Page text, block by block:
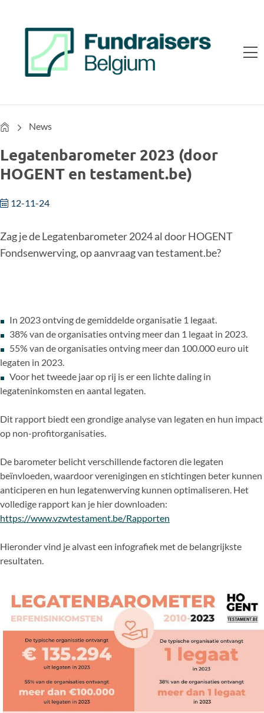
HomeNews
Legatenbarometer 2023 (door
HOGENT en testament.be)
12-11-24
Zag je de Legatenbarometer 2024 al door HOGENT
Fondsenwerving, op aanvraag van testament.be?
In 2023 ontving de gemiddelde organisatie 1 legaat.
38% van de organisaties ontving meer dan 1 legaat in 2023.
55% van de organisaties ontving meer dan 100.000 euro uit
legaten in 2023.
Voor het tweede jaar op rij is er een lichte daling in
legateninkomsten en aantal legaten.
Dit rapport biedt een grondige analyse van legaten en hun impact
op non-profitorganisaties.
De barometer belicht verschillende factoren die legaten
beïnvloeden, waardoor verenigingen en stichtingen beter kunnen
anticiperen en hun legatenwerving kunnen optimaliseren. Het
volledige rapport kan je hier downloaden:
https://www.vzwtestament.be/Rapporten
Hieronder vind je alvast een infografiek met de belangrijkste
resultaten.